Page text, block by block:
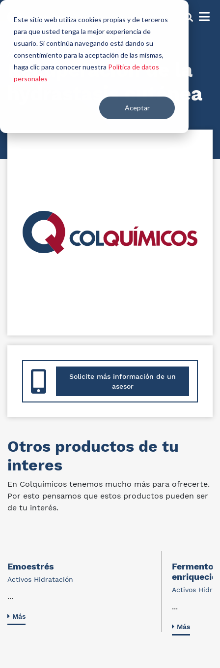
Este sitio web utiliza cookies propias y de terceros
para que usted tenga la mejor experiencia de
usuario. Si continúa navegando está dando su
consentimiento para la aceptación de las mismas,
haga clic para conocer nuestra Política de datos
personales
Aceptar
Activos Hidratación
Recuperación de la
hydrastasis cutánea
Solicite más información de un
asesor
Otros productos de tu
interes
En Colquímicos tenemos mucho más para ofrecerte.
Por esto pensamos que estos productos pueden ser
de tu interés.
Emoestrés
Activos Hidratación
...
Más
Fermento
Activos
...
Más